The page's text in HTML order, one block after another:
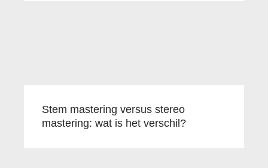
Stem mastering versus stereo
mastering: wat is het verschil?